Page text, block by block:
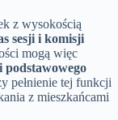
z wysokością
sesji i komisji
mogą więc
podstawowego
pełnienie tej funkcji
z mieszkańcami